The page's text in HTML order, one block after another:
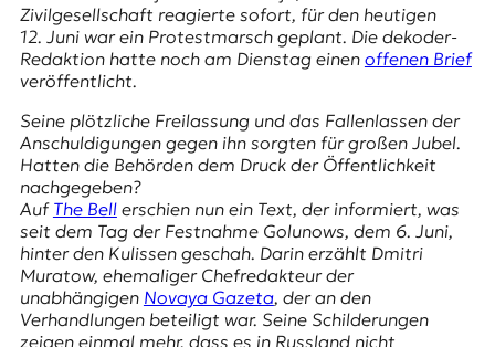
D
E
K
O
D
E
R
Zivilgesellschaft reagierte sofort, für den heutigen
12. Juni war ein Protestmarsch geplant. Die dekoder-
Redaktion hatte noch am Dienstag einen offenen Brief
veröffentlicht.
Seine plötzliche Freilassung und das Fallenlassen der
Anschuldigungen gegen ihn sorgten für großen Jubel.
Hatten die Behörden dem Druck der Öffentlichkeit
nachgegeben?
Auf The Bellerschien nun ein Text, der informiert, was
seit dem Tag der Festnahme Golunows, dem 6. Juni,
hinter den Kulissen geschah. Darin erzählt Dmitri
Muratow, ehemaliger Chefredakteur der
unabhängigen Novaya Gazeta, der an den
Verhandlungen beteiligt war. Seine Schilderungen
zeigen einmal mehr, dass es in Russland nicht